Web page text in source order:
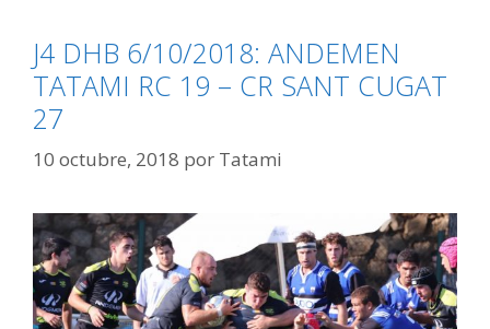
J4 DHB 6/10/2018: ANDEMEN
TATAMI RC 19 – CR SANT CUGAT
27
10 octubre, 2018 por Tatami